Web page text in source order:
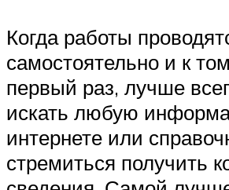
Когда работы
самостоятельно и к
первый раз, лучше
искать любую
интернете или
стремиться получить